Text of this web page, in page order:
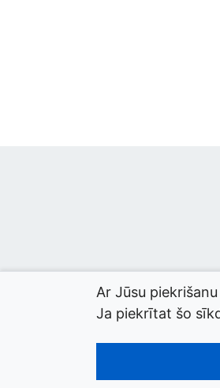
© 2026 termini.gov.lv.
Ar Jūsu
Ja piekrītat šo